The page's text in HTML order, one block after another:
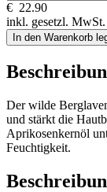
€ 22.90
inkl. gesetzl. MwSt.
In den Warenkorb
Der wilde
und stärkt die
Aprikosenkernöl
Feuchtigkeit.